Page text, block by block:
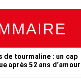
de tourmaline : un cap
après 52 ans d’amour